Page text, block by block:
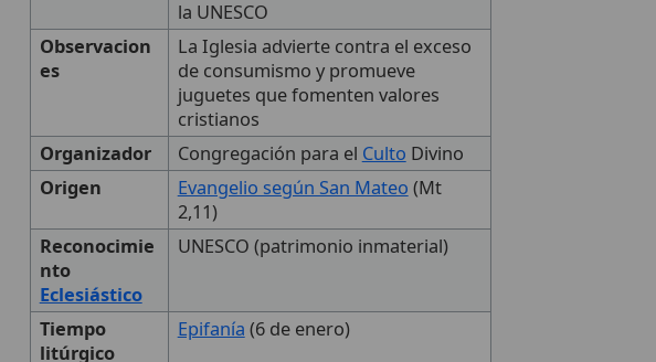
la UNESCO
Observacion
es
La Iglesia advierte contra el exceso
de consumismo y promueve
juguetes que fomenten valores
cristianos
Organizador
Congregación para el Culto Divino
Origen
Evangelio según San Mateo (Mt
2,11)
Reconocimie
nto
Eclesiástico
UNESCO (patrimonio inmaterial)
Tiempo
litúrgico
Epifanía (6 de enero)